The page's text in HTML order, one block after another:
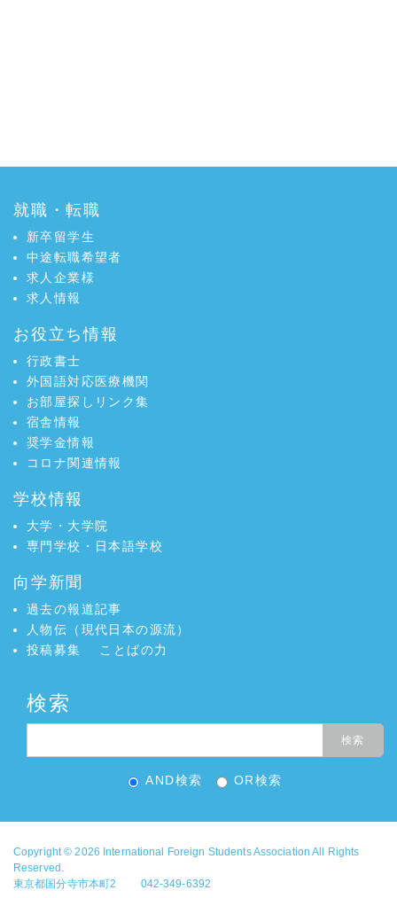
就職・転職
新卒留学生
中途転職希望者
求人企業様
求人情報
お役立ち情報
行政書士
外国語対応医療機関
お部屋探しリンク集
宿舎情報
奨学金情報
コロナ関連情報
学校情報
大学・大学院
専門学校・日本語学校
向学新聞
過去の報道記事
人物伝（現代日本の源流）
投稿募集
ことばの力
検索
AND検索 OR検索
Copyright © 2026 International Foreign Students Association All Rights
Reserved.
東京都国分寺市本町2 042-349-6392